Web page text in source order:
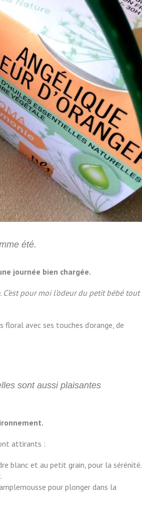
été.
journée bien chargée.
pour moi l’odeur du petit bébé tout
avec ses touches d’orange, de
sont aussi plaisantes
attirants :
blanc et au petit grain, pour la sérénité.
pour plonger dans la